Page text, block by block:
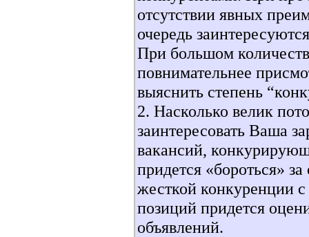
отсутствии явных
очередь
При большом
повнимательнее
выяснить степень
2. Насколько велик
заинтересовать Ваша
вакансий,
придется «бороться»
жесткой конкуренции
позиций придется
объявлений.